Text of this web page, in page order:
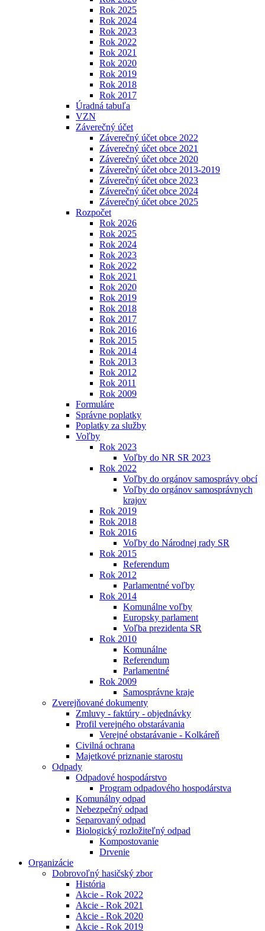
Rok 2025
Rok 2024
Rok 2023
Rok 2022
Rok 2021
Rok 2020
Rok 2019
Rok 2018
Rok 2017
Úradná tabuľa
VZN
Záverečný účet
Záverečný účet obce 2022
Záverečný účet obce 2021
Záverečný účet obce 2020
Záverečný účet obce 2013-2019
Záverečný účet obce 2023
Záverečný účet obce 2024
Záverečný účet obce 2025
Rozpočet
Rok 2026
Rok 2025
Rok 2024
Rok 2023
Rok 2022
Rok 2021
Rok 2020
Rok 2019
Rok 2018
Rok 2017
Rok 2016
Rok 2015
Rok 2014
Rok 2013
Rok 2012
Rok 2011
Rok 2009
Formuláre
Správne poplatky
Poplatky za služby
Voľby
Rok 2023
Voľby do NR SR 2023
Rok 2022
Voľby do orgánov samosprávy obcí
Voľby do orgánov samosprávnych
krajov
Rok 2019
Rok 2018
Rok 2016
Voľby do Národnej rady SR
Rok 2015
Referendum
Rok 2012
Parlamentné voľby
Rok 2014
Komunálne voľby
Europsky parlament
Voľba prezidenta SR
Rok 2010
Komunálne
Referendum
Parlamentné
Rok 2009
Samosprávne kraje
Zverejňované dokumenty
Zmluvy - faktúry - objednávky
Profil verejného obstarávania
Verejné obstarávanie - Kolkáreň
Civilná ochrana
Majetkové priznanie starostu
Odpady
Odpadové hospodárstvo
Program odpadového hospodárstva
Komunálny odpad
Nebezpečný odpad
Separovaný odpad
Biologický rozložiteľný odpad
Kompostovanie
Drvenie
Organizácie
Dobrovoľný hasičský zbor
História
Akcie - Rok 2022
Akcie - Rok 2021
Akcie - Rok 2020
Akcie - Rok 2019